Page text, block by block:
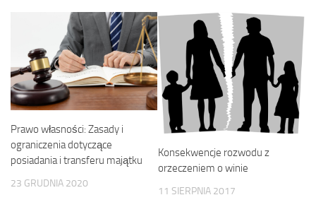
Prawo własności: Zasady i
ograniczenia dotyczące
posiadania i transferu majątku
23 GRUDNIA 2020
Konsekwencje rozwodu z
orzeczeniem o winie
11 SIERPNIA 2017